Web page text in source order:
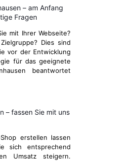
– am Anfang
Fragen
mit Ihrer Webseite?
Dies sind
vor der Entwicklung
für das geeignete
beantwortet
– fassen Sie mit uns
erstellen lassen
sich entsprechend
Umsatz steigern.